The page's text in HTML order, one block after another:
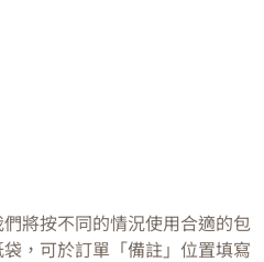
將按不同的情況使用合適的包
，可於訂單「備註」位置填寫